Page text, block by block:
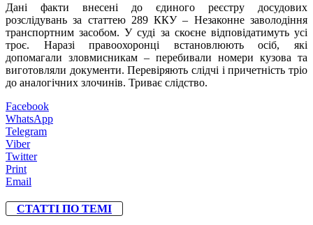
Дані факти внесені до єдиного реєстру досудових
розслідувань за статтею 289 ККУ – Незаконне заволодіння
транспортним засобом. У суді за скоєне відповідатимуть усі
троє. Наразі правоохоронці встановлюють осіб, які
допомагали зловмисникам – перебивали номери кузова та
виготовляли документи. Перевіряють слідчі і причетність тріо
до аналогічних злочинів. Триває слідство.
Facebook
WhatsApp
Telegram
Viber
Twitter
Print
Email
СТАТТІ ПО ТЕМІ